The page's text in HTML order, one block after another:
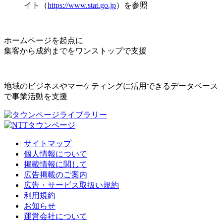
イト（https://www.stat.go.jp）を参照
ホームページを起点に
集客から成約までをワンストップで支援
地域のビジネスやマーケティングに活用できるデータベース
で事業活動を支援
サイトマップ
個人情報について
掲載情報に関して
広告掲載のご案内
広告・サービス取扱い規約
利用規約
お知らせ
運営会社について